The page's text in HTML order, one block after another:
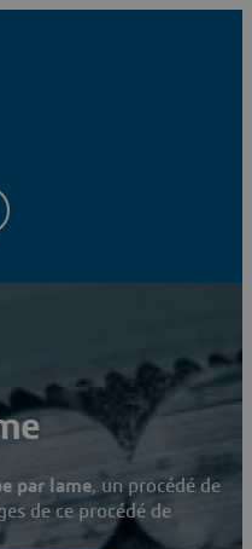
par lame, un procédé de
de ce procédé de